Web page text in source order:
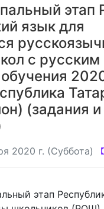
этап
язык для
с русским
(задания и
2020 г. (Суббота)
этап